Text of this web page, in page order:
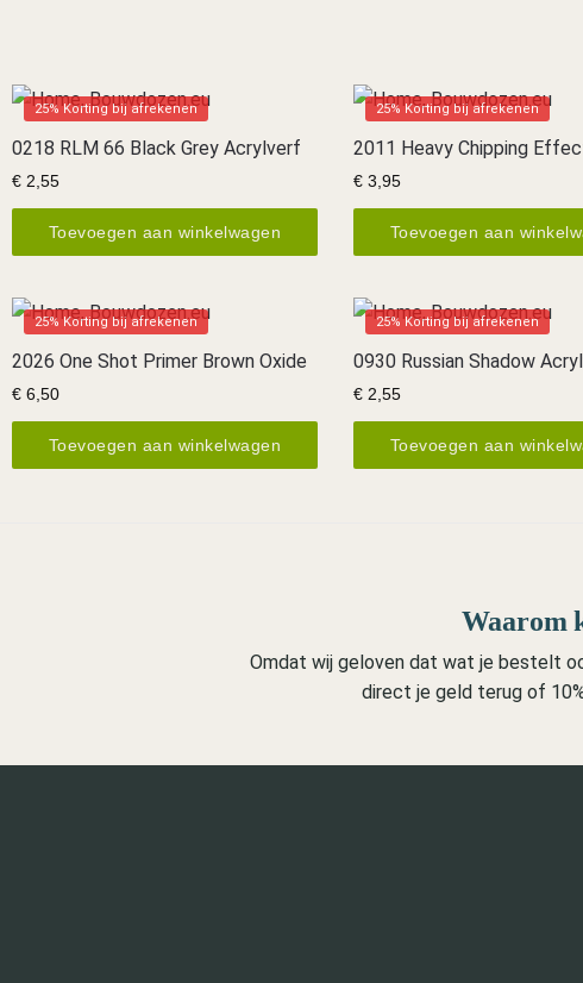
25% Korting bij afrekenen
0218 RLM 66 Black Grey Acrylverf
€ 2,55
Toevoegen aan winkelwagen
25% Korting bij afrekenen
2011 Heavy Chipping
€ 3,95
Toevoegen aan
25% Korting bij afrekenen
2026 One Shot Primer Brown Oxide
€ 6,50
Toevoegen aan winkelwagen
25% Korting bij afrekenen
0930 Russian Shadow
€ 2,55
Toevoegen aan
Waarom
Omdat wij geloven dat wat je bestelt
direct je geld terug of